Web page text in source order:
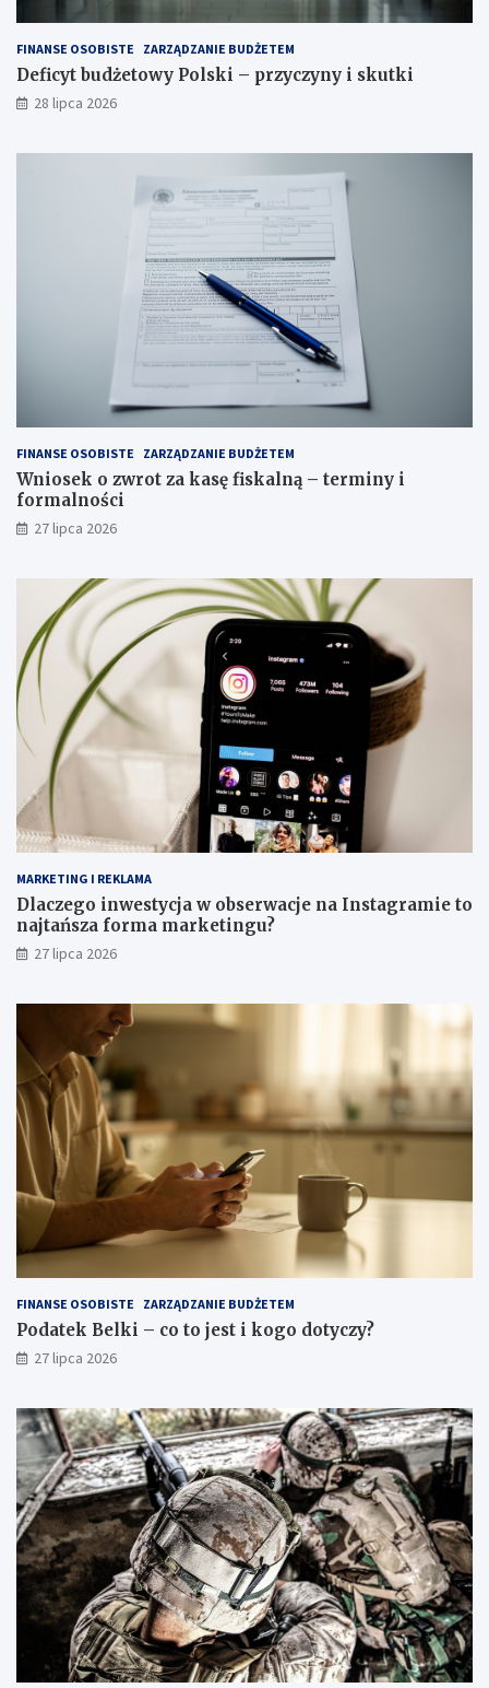
FINANSE OSOBISTE ZARZĄDZANIE BUDŻETEM
Deficyt budżetowy Polski – przyczyny i skutki
28 lipca 2026
FINANSE OSOBISTE ZARZĄDZANIE BUDŻETEM
Wniosek o zwrot za kasę fiskalną – terminy i
formalności
27 lipca 2026
MARKETING I REKLAMA
Dlaczego inwestycja w obserwacje na Instagramie to
najtańsza forma marketingu?
27 lipca 2026
FINANSE OSOBISTE ZARZĄDZANIE BUDŻETEM
Podatek Belki – co to jest i kogo dotyczy?
27 lipca 2026